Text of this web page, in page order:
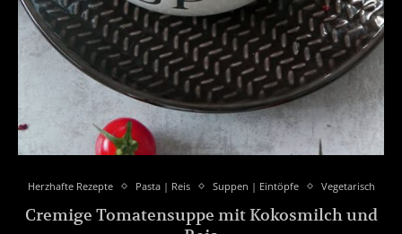
Herzhafte Rezepte Pasta | Reis Suppen | Eintöpfe Vegetarisch
Cremige Tomatensuppe mit Kokosmilch und